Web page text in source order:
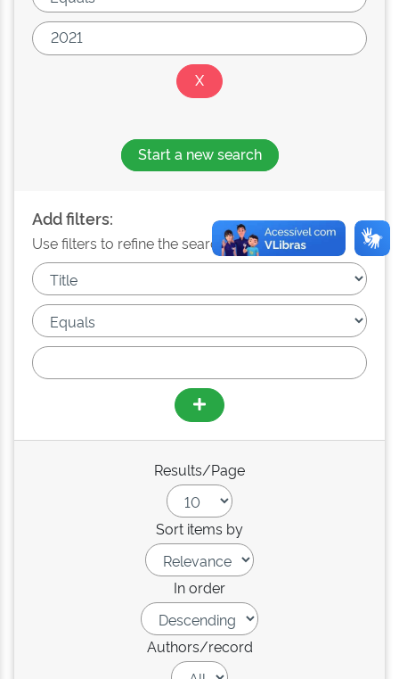
Start a new search
Add filters:
Use filters to refine the search results.
Results/Page
Sort items by
In order
Authors/record